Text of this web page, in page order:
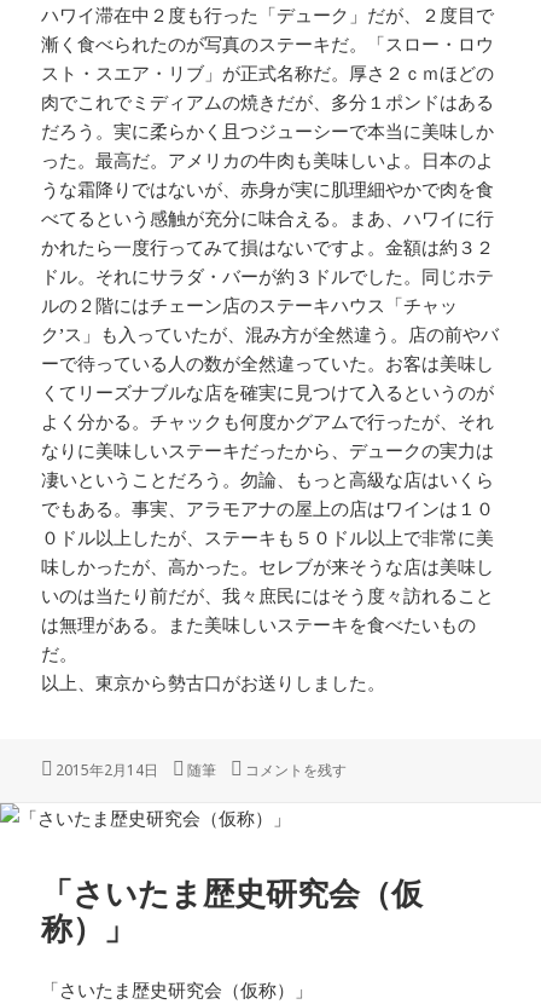
ハワイ滞在中２度も行った「デューク」だが、２度目で
漸く食べられたのが写真のステーキだ。「スロー・ロウ
スト・スエア・リブ」が正式名称だ。厚さ２ｃｍほどの
肉でこれでミディアムの焼きだが、多分１ポンドはある
だろう。実に柔らかく且つジューシーで本当に美味しか
った。最高だ。アメリカの牛肉も美味しいよ。日本のよ
うな霜降りではないが、赤身が実に肌理細やかで肉を食
べてるという感触が充分に味合える。まあ、ハワイに行
かれたら一度行ってみて損はないですよ。金額は約３２
ドル。それにサラダ・バーが約３ドルでした。同じホテ
ルの２階にはチェーン店のステーキハウス「チャッ
ク’ス」も入っていたが、混み方が全然違う。店の前やバ
ーで待っている人の数が全然違っていた。お客は美味し
くてリーズナブルな店を確実に見つけて入るというのが
よく分かる。チャックも何度かグアムで行ったが、それ
なりに美味しいステーキだったから、デュークの実力は
凄いということだろう。勿論、もっと高級な店はいくら
でもある。事実、アラモアナの屋上の店はワインは１０
０ドル以上したが、ステーキも５０ドル以上で非常に美
味しかったが、高かった。セレブが来そうな店は美味し
いのは当たり前だが、我々庶民にはそう度々訪れること
は無理がある。また美味しいステーキを食べたいもの
だ。
以上、東京から勢古口がお送りしました。
投
日:
2015年2月14日
カ
ゴ
リ
随筆 「ハワイのステーキ」 に
コメントを残す
「さいたま歴史研究会（仮
称）」
「さいたま歴史研究会（仮称）」